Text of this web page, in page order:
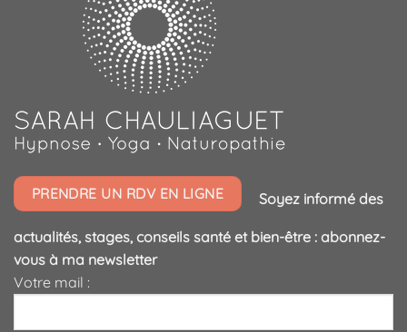
PRENDRE UN RDV EN LIGNE Soyez informé des
actualités, stages, conseils santé et bien-être : abonnez-
vous à ma newsletter
Votre mail :